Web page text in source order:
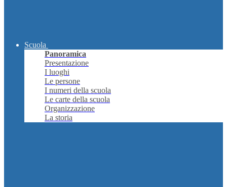
Scuola
Panoramica
Presentazione
I luoghi
Le persone
I numeri della scuola
Le carte della scuola
Organizzazione
La storia